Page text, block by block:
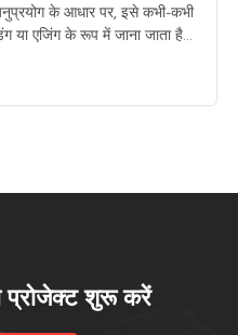
के आधार पर, इसे कभी-कभी
या एजिंग के रूप में जाना जाता है।
शुरू करें